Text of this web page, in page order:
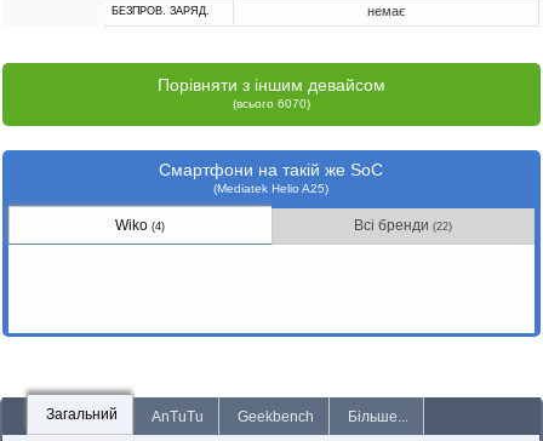
БЕЗПРОВ. ЗАРЯД. немає
Порівняти з іншим девайсом
(всього 6070)
Смартфони на такій же SoC
(Mediatek Helio A25)
Wiko(4) Всі бренди(22)
Загальний AnTuTu Geekbench Більше...